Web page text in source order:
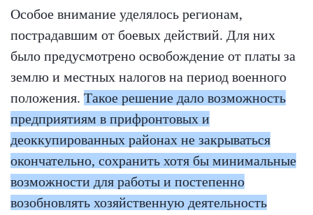
Особое внимание уделялось регионам,
пострадавшим от боевых действий. Для них
было предусмотрено освобождение от платы за
землю и местных налогов на период военного
положения. Такое решение дало возможность
предприятиям в прифронтовых и
деоккупированных районах не закрываться
окончательно, сохранить хотя бы минимальные
возможности для работы и постепенно
возобновлять хозяйственную деятельность